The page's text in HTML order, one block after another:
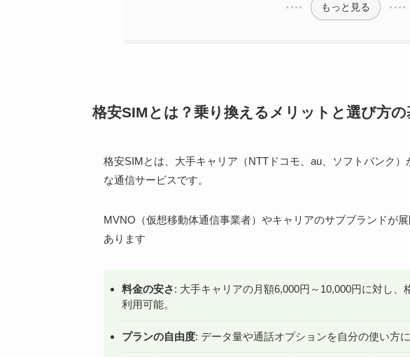
もっと見る
格安SIMとは？乗り換えるメリットと選び方の
格安SIMとは、大手キャリア（NTTドコモ、au、ソフトバンク
な通信サービスです。
MVNO（仮想移動体通信事業者）やキャリアのサブブランドが
あります
料金の安さ: 大手キャリアの月額6,000円～10,000円に対し、
利用可能。
プランの自由度: データ量や通話オプションを自分の使い方